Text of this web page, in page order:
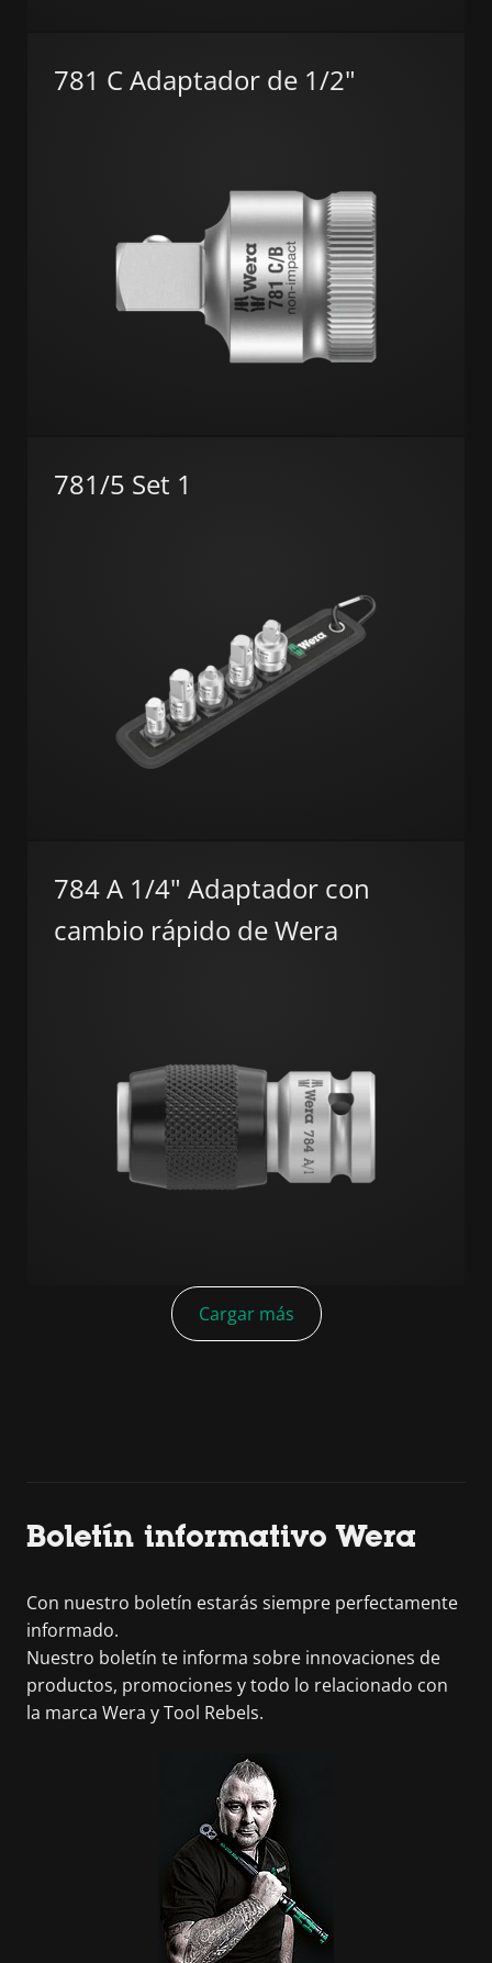
781 C Adaptador de 1/2"
781/5 Set 1
784 A 1/4" Adaptador con
cambio rápido de Wera
Cargar más
Boletín informativo Wera
Con nuestro boletín estarás siempre perfectamente
informado.
Nuestro boletín te informa sobre innovaciones de
productos, promociones y todo lo relacionado con
la marca Wera y Tool Rebels.